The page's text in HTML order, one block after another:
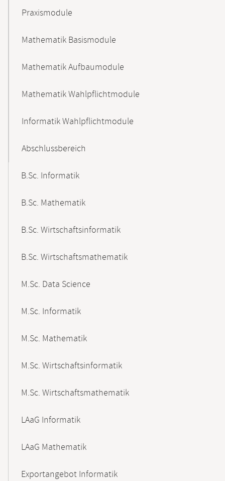
Praxismodule
Mathematik Basismodule
Mathematik Aufbaumodule
Mathematik Wahlpflichtmodule
Informatik Wahlpflichtmodule
Abschlussbereich
B.Sc. Informatik
B.Sc. Mathematik
B.Sc. Wirtschaftsinformatik
B.Sc. Wirtschaftsmathematik
M.Sc. Data Science
M.Sc. Informatik
M.Sc. Mathematik
M.Sc. Wirtschaftsinformatik
M.Sc. Wirtschaftsmathematik
LAaG Informatik
LAaG Mathematik
Exportangebot Informatik